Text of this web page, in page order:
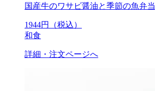
国産牛のワサビ醤油と季節の魚弁当
1944円（税込）
和食
詳細・注文ページへ